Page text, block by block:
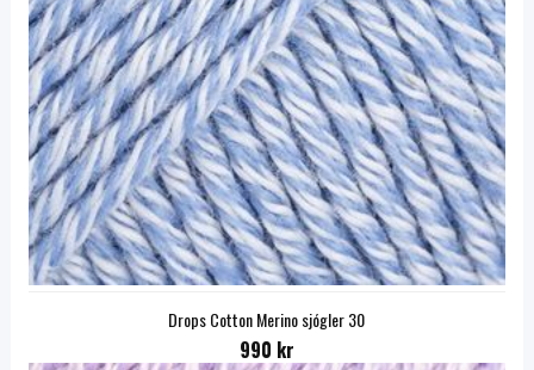
Drops Cotton Merino sjógler 30
990 kr